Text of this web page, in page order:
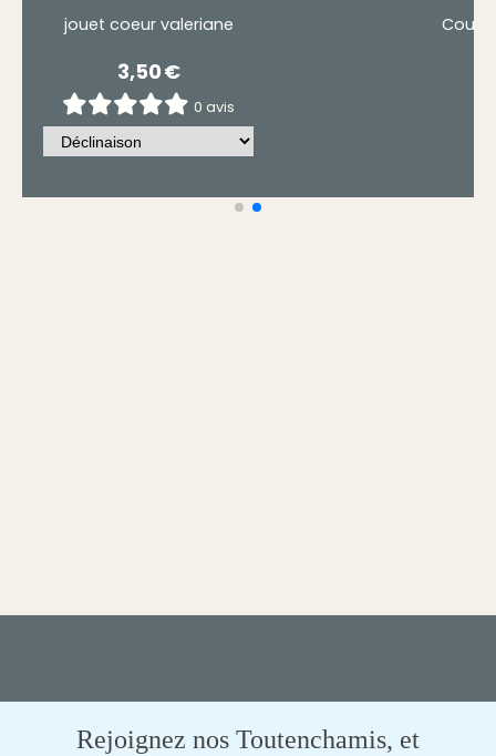
Peluche jouet coeur valeriane
Rejoignez nos Toutenchamis, et